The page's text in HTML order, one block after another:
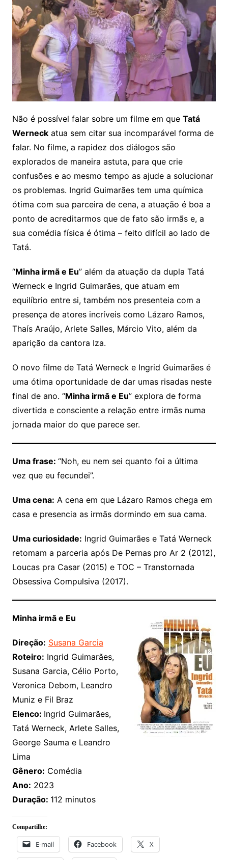
Não é possível falar sobre um filme em que Tatá
Werneckatua sem citar sua incomparável forma de
falar. No filme, a rapidez dos diálogos são
explorados de maneira astuta, para que crie
confusões e ao mesmo tempo as ajude a solucionar
os problemas. Ingrid Guimarães tem uma química
ótima com sua parceira de cena, a atuação é boa a
ponto de acreditarmos que de fato são irmãs e, a
sua comédia física é ótima – feito difícil ao lado de
Tatá.
“Minha irmã e Eu” além da atuação da dupla Tatá
Werneck e Ingrid Guimarães, que atuam em
equilíbrio entre si, também nos presenteia com a
presença de atores incríveis como Lázaro Ramos,
Thaís Araújo, Arlete Salles, Márcio Vito, além da
aparição da cantora Iza.
O novo filme de Tatá Werneck e Ingrid Guimarães é
uma ótima oportunidade de dar umas risadas neste
final de ano. “Minha irmã e Eu” explora de forma
divertida e consciente a relação entre irmãs numa
jornada maior do que parece ser.
Uma frase: “Noh, eu nem sei quanto foi a última
vez que eu fecundei”.
Uma cena: A cena em que Lázaro Ramos chega em
casa e presencia as irmãs dormindo em sua cama.
Uma curiosidade: Ingrid Guimarães e Tatá Werneck
retomam a parceria após De Pernas pro Ar 2 (2012),
Loucas pra Casar (2015) e TOC – Transtornada
Obsessiva Compulsiva (2017).
Minha irmã e Eu
Direção: Susana Garcia
Roteiro: Ingrid Guimarães,
Susana Garcia, Célio Porto,
Veronica Debom, Leandro
Muniz e Fil Braz
Elenco: Ingrid Guimarães,
Tatá Werneck, Arlete Salles,
George Sauma e Leandro
Lima
Gênero: Comédia
Ano: 2023
Duração: 112 minutos
Compartilhe:
E-mail Facebook X